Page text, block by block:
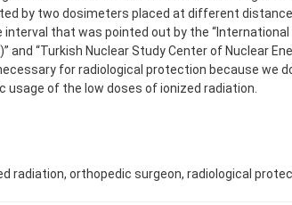
by two dosimeters placed at different
that was pointed out by the “International
and “Turkish Nuclear Study Center of Nuclear
for radiological protection because we
usage of the low doses of ionized radiation.
radiation, orthopedic surgeon, radiological